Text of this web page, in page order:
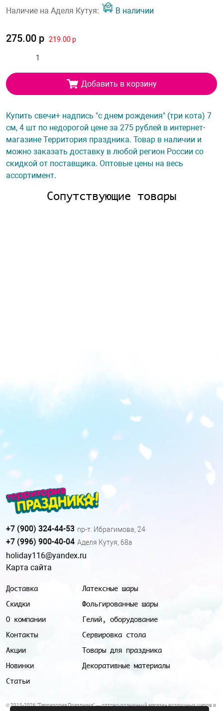
Наличие на Аделя Кутуя:
В наличии
275.00 р 219.00 р
Добавить в корзину
Купить свечи+ надпись "с днем рождения" (три кота) 7
см, 4 шт по недорогой цене за 275 рублей в интернет-
магазине Территория праздника. Товар в наличии и
можно заказать доставку в любой регион России со
скидкой от поставщика. Оптовые цены на весь
ассортимент.
Сопутствующие товары
Доставка
Скидки
О компании
Контакты
Акции
Новинки
Статьи
Латексные шары
Фольгированные шары
Гелий, оборудование
Сервировка стола
Товары для праздника
Декоративные материалы
+7 (900) 324-44-53 пр-т. Ибрагимова, 24
+7 (996) 900-40-04 Аделя Кутуя, 68а
holiday116@yandex.ru
Карта сайта
© 2015-2026 "Территория Праздника" — оптово-розничный магазин воздушных шаров и